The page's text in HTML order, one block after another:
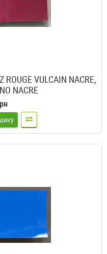
VULCAIN NACRE,
NACRE